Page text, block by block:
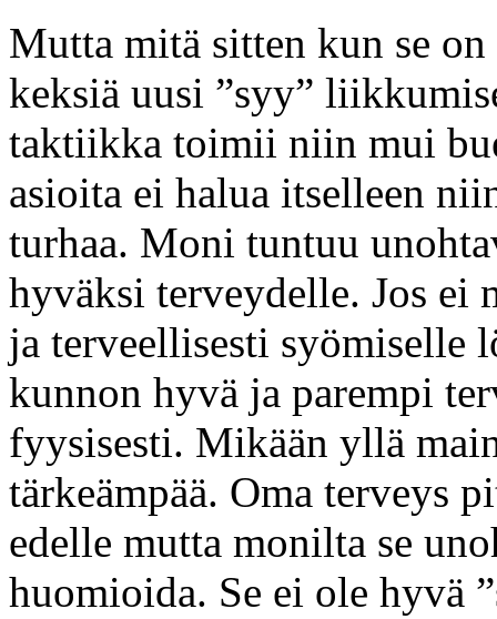
Mutta mitä sitten kun se
keksiä uusi ”syy”
taktiikka toimii niin mui
asioita ei halua itselleen
turhaa. Moni tuntuu
hyväksi terveydelle. Jos ei
ja terveellisesti syömiselle
kunnon hyvä ja parempi
fyysisesti. Mikään yllä
tärkeämpää. Oma terveys
edelle mutta monilta se
huomioida. Se ei ole hyvä